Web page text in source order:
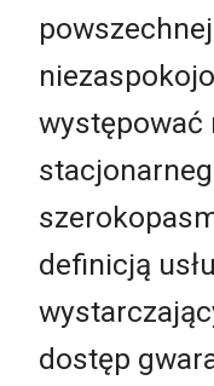
występować
definicją
dostęp